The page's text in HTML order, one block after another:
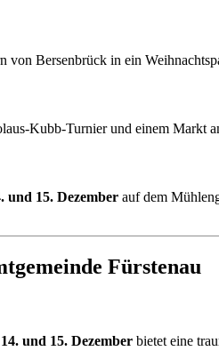
von Bersenbrück in ein
Kubb-Turnier und einem Markt
und 15. Dezember auf dem
Fürstenau
14. und 15. Dezember bietet eine